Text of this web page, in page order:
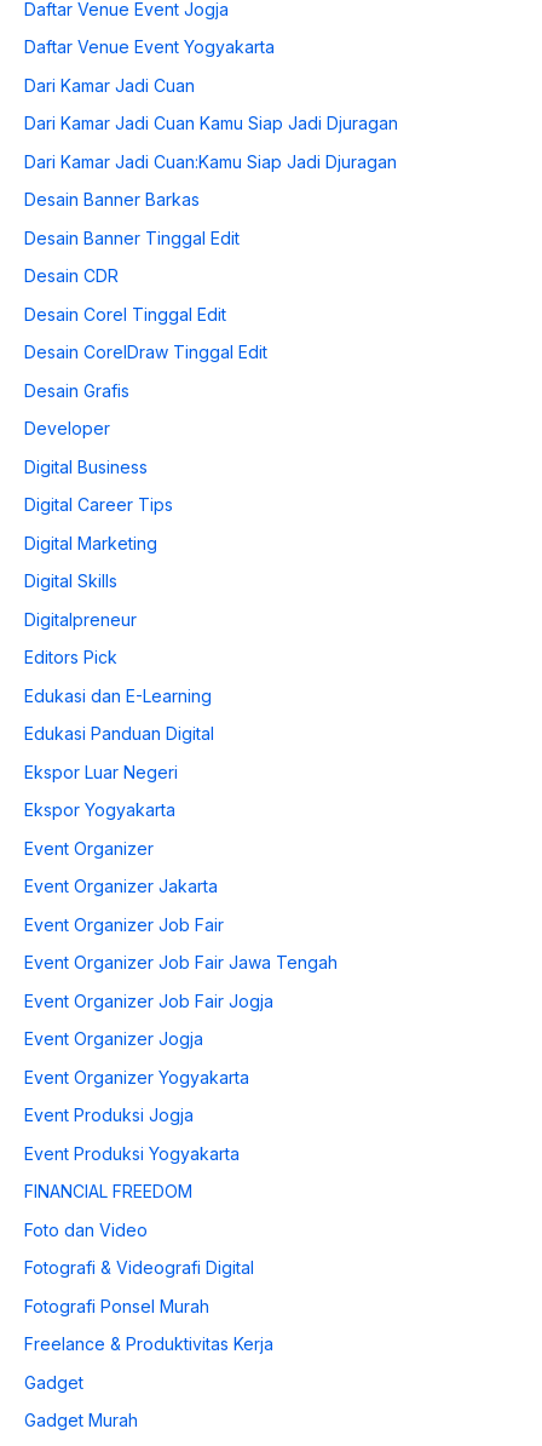
Daftar Venue Event Jogja
Daftar Venue Event Yogyakarta
Dari Kamar Jadi Cuan
Dari Kamar Jadi Cuan Kamu Siap Jadi Djuragan
Dari Kamar Jadi Cuan:Kamu Siap Jadi Djuragan
Desain Banner Barkas
Desain Banner Tinggal Edit
Desain CDR
Desain Corel Tinggal Edit
Desain CorelDraw Tinggal Edit
Desain Grafis
Developer
Digital Business
Digital Career Tips
Digital Marketing
Digital Skills
Digitalpreneur
Editors Pick
Edukasi dan E-Learning
Edukasi Panduan Digital
Ekspor Luar Negeri
Ekspor Yogyakarta
Event Organizer
Event Organizer Jakarta
Event Organizer Job Fair
Event Organizer Job Fair Jawa Tengah
Event Organizer Job Fair Jogja
Event Organizer Jogja
Event Organizer Yogyakarta
Event Produksi Jogja
Event Produksi Yogyakarta
FINANCIAL FREEDOM
Foto dan Video
Fotografi & Videografi Digital
Fotografi Ponsel Murah
Freelance & Produktivitas Kerja
Gadget
Gadget Murah